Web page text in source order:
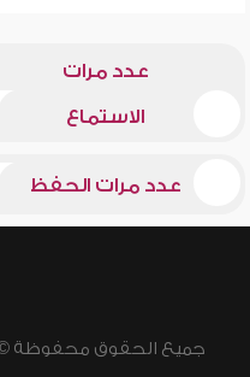
عدد مرات
الاستماع
عدد مرات الحفظ
جميع الحقوق محفوظة © 2026 - 1998 لشبكة إسلام